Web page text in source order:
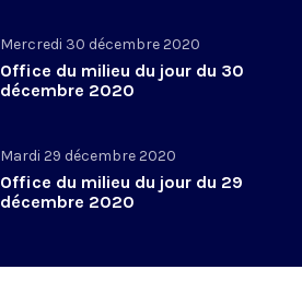
Mercredi 30 décembre 2020
Office du milieu du jour du 30
décembre 2020
Mardi 29 décembre 2020
Office du milieu du jour du 29
décembre 2020